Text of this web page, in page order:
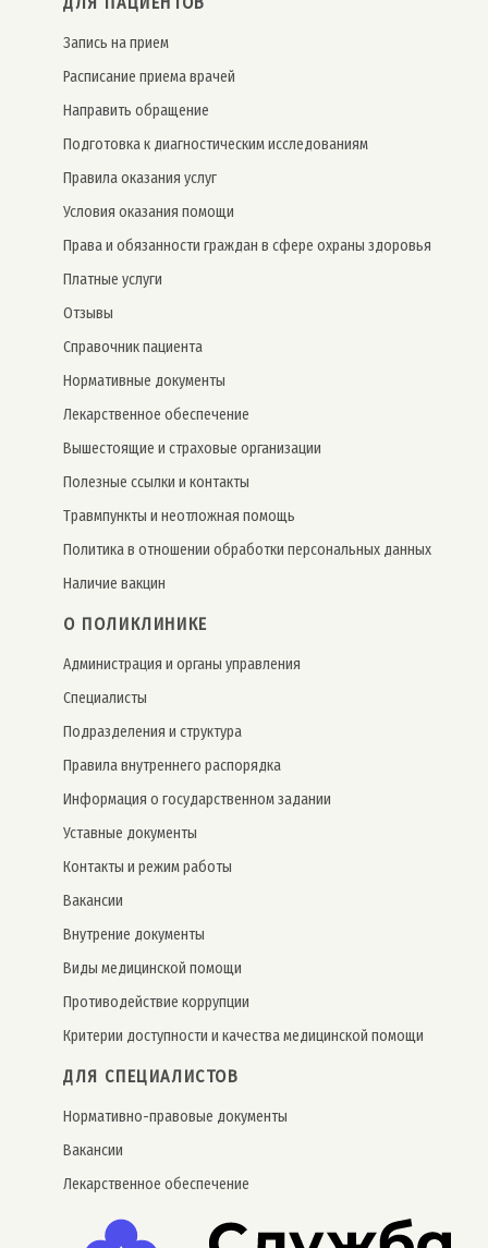
Запись на прием
Расписание приема врачей
Направить обращение
Подготовка к диагностическим исследованиям
Правила оказания услуг
Условия оказания помощи
Права и обязанности граждан в сфере охраны здоровья
Платные услуги
Отзывы
Справочник пациента
Нормативные документы
Лекарственное обеспечение
Вышестоящие и страховые организации
Полезные ссылки и контакты
Травмпункты и неотложная помощь
Политика в отношении обработки персональных данных
Наличие вакцин
О ПОЛИКЛИНИКЕ
Администрация и органы управления
Специалисты
Подразделения и структура
Правила внутреннего распорядка
Информация о государственном задании
Уставные документы
Контакты и режим работы
Вакансии
Внутрение документы
Виды медицинской помощи
Противодействие коррупции
Критерии доступности и качества медицинской помощи
ДЛЯ СПЕЦИАЛИСТОВ
Нормативно-правовые документы
Вакансии
Лекарственное обеспечение